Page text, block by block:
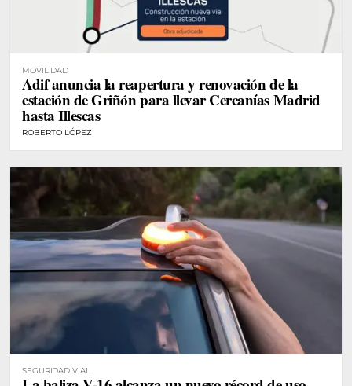
MOVILIDAD
Adif anuncia la reapertura y renovación de la
estación de Griñón para llevar Cercanías Madrid
hasta Illescas
ROBERTO LÓPEZ
SEGURIDAD VIAL